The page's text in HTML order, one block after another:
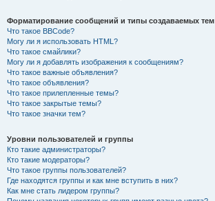
Форматирование сообщений и типы создаваемых тем
Что такое BBCode?
Могу ли я использовать HTML?
Что такое смайлики?
Могу ли я добавлять изображения к сообщениям?
Что такое важные объявления?
Что такое объявления?
Что такое прилепленные темы?
Что такое закрытые темы?
Что такое значки тем?
Уровни пользователей и группы
Кто такие администраторы?
Кто такие модераторы?
Что такое группы пользователей?
Где находятся группы и как мне вступить в них?
Как мне стать лидером группы?